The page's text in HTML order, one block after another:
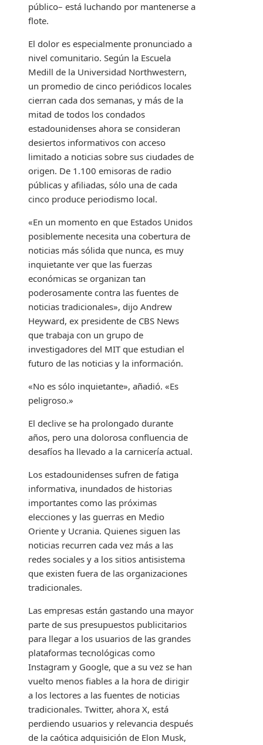
público– está luchando por mantenerse a
flote.
El dolor es especialmente pronunciado a
nivel comunitario. Según la Escuela
Medill de la Universidad Northwestern,
un promedio de cinco periódicos locales
cierran cada dos semanas, y más de la
mitad de todos los condados
estadounidenses ahora se consideran
desiertos informativos con acceso
limitado a noticias sobre sus ciudades de
origen. De 1.100 emisoras de radio
públicas y afiliadas, sólo una de cada
cinco produce periodismo local.
«En un momento en que Estados Unidos
posiblemente necesita una cobertura de
noticias más sólida que nunca, es muy
inquietante ver que las fuerzas
económicas se organizan tan
poderosamente contra las fuentes de
noticias tradicionales», dijo Andrew
Heyward, ex presidente de CBS News
que trabaja con un grupo de
investigadores del MIT que estudian el
futuro de las noticias y la información.
«No es sólo inquietante», añadió. «Es
peligroso.»
El declive se ha prolongado durante
años, pero una dolorosa confluencia de
desafíos ha llevado a la carnicería actual.
Los estadounidenses sufren de fatiga
informativa, inundados de historias
importantes como las próximas
elecciones y las guerras en Medio
Oriente y Ucrania. Quienes siguen las
noticias recurren cada vez más a las
redes sociales y a los sitios antisistema
que existen fuera de las organizaciones
tradicionales.
Las empresas están gastando una mayor
parte de sus presupuestos publicitarios
para llegar a los usuarios de las grandes
plataformas tecnológicas como
Instagram y Google, que a su vez se han
vuelto menos fiables a la hora de dirigir
a los lectores a las fuentes de noticias
tradicionales. Twitter, ahora X, está
perdiendo usuarios y relevancia después
de la caótica adquisición de Elon Musk,